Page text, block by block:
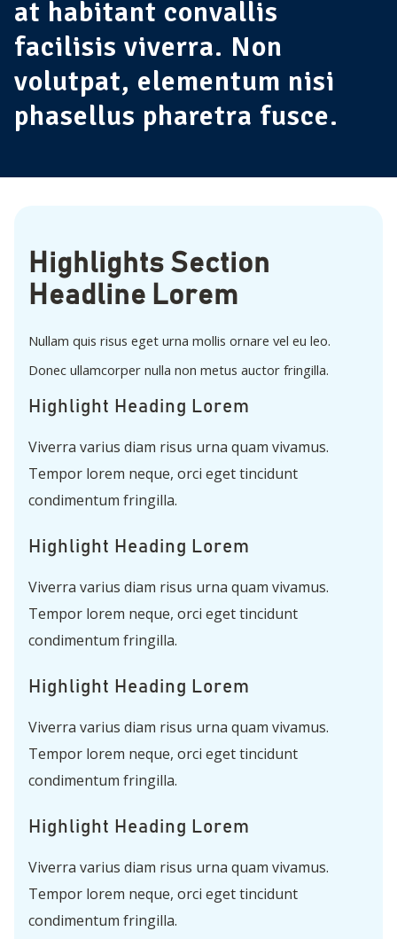
at habitant convallis
facilisis viverra. Non
volutpat, elementum nisi
phasellus pharetra fusce.
Highlights Section
Headline Lorem
Nullam quis risus eget urna mollis ornare vel eu leo.
Donec ullamcorper nulla non metus auctor fringilla.
Highlight Heading Lorem
Viverra varius diam risus urna quam vivamus.
Tempor lorem neque, orci eget tincidunt
condimentum fringilla.
Highlight Heading Lorem
Viverra varius diam risus urna quam vivamus.
Tempor lorem neque, orci eget tincidunt
condimentum fringilla.
Highlight Heading Lorem
Viverra varius diam risus urna quam vivamus.
Tempor lorem neque, orci eget tincidunt
condimentum fringilla.
Highlight Heading Lorem
Viverra varius diam risus urna quam vivamus.
Tempor lorem neque, orci eget tincidunt
condimentum fringilla.